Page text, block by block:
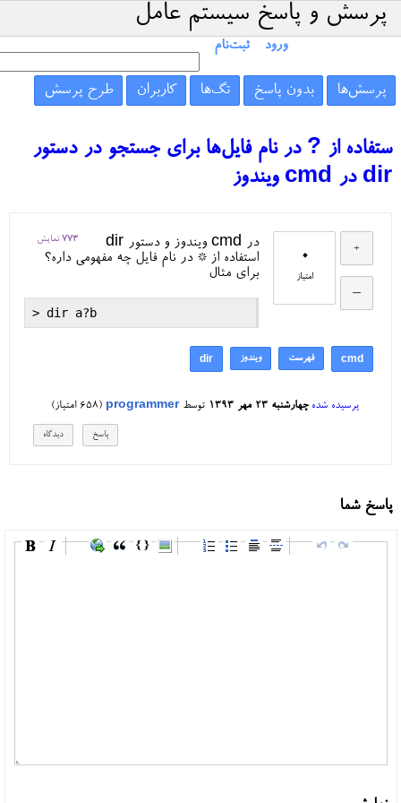
پرسش و پاسخ سیستم عامل
ورود ثبت‌نام
پرسش‌ها بدون پاسخ تگ‌ها کاربران طرح پرسش
ستفاده از ? در نام فایل‌ها برای جستجو در دستور
dir در cmd ویندوز
0
امتیاز
773 نمایش
در cmd ویندوز و دستور dir
استفاده از * در نام فایل چه مفهومی داره؟
برای مثال
cmd فهرست ویندوز dir
پرسیده شده چهارشنبه ۲۳ مهر ۱۳۹۳ توسطprogrammer
(
658 امتیاز)
پاسخ شما